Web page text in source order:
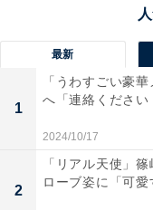
最新
1
「うわすごい豪
へ「連絡くださ
2024/10/17
2
「リアル天使」
ローブ姿に「可